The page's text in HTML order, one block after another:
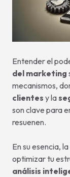
Entender el
del marketing
mecanismos,
clientes y la
son clave para
resuenen.
En su esencia,
optimizar tu
análisis